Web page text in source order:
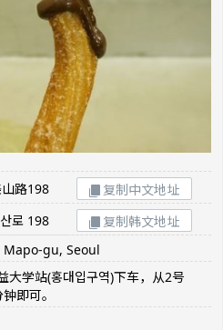
路198
复制中文地址
로 198
复制韩文地址
gu, Seoul
大学站(홍대입구역)下车，从2号
即可。